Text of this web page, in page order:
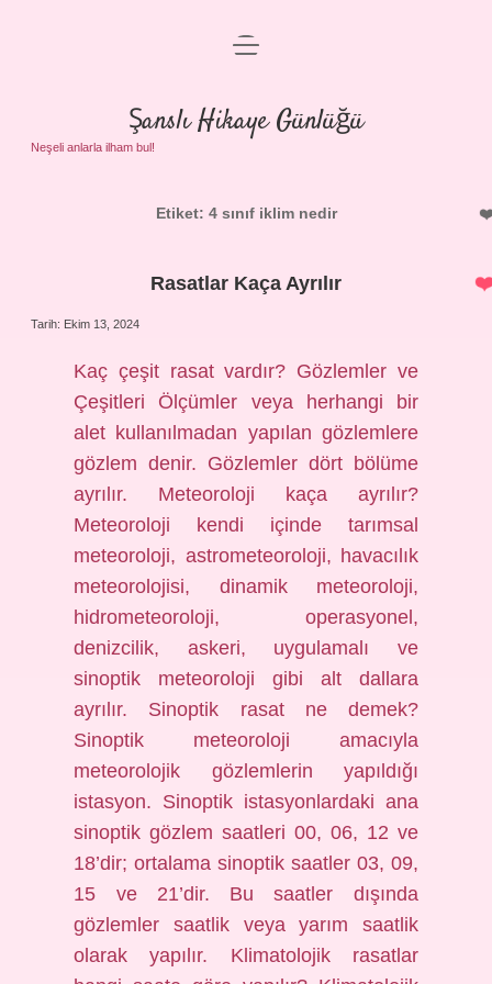
Anasayfa
menüyü
aç
Şanslı Hikaye Günlüğü
Neşeli anlarla ilham bul!
Etiket: 4 sınıf iklim nedir
Rasatlar Kaça Ayrılır
Tarih: Ekim 13, 2024
Kaç çeşit rasat vardır? Gözlemler ve
Çeşitleri Ölçümler veya herhangi bir
alet kullanılmadan yapılan gözlemlere
gözlem denir. Gözlemler dört bölüme
ayrılır. Meteoroloji kaça ayrılır?
Meteoroloji kendi içinde tarımsal
meteoroloji, astrometeoroloji, havacılık
meteorolojisi, dinamik meteoroloji,
hidrometeoroloji, operasyonel,
denizcilik, askeri, uygulamalı ve
sinoptik meteoroloji gibi alt dallara
ayrılır. Sinoptik rasat ne demek?
Sinoptik meteoroloji amacıyla
meteorolojik gözlemlerin yapıldığı
istasyon. Sinoptik istasyonlardaki ana
sinoptik gözlem saatleri 00, 06, 12 ve
18’dir; ortalama sinoptik saatler 03, 09,
15 ve 21’dir. Bu saatler dışında
gözlemler saatlik veya yarım saatlik
olarak yapılır. Klimatolojik rasatlar